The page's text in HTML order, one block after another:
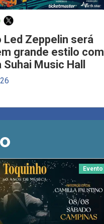
Led Zeppelin será
grande estilo com
Music Hall
Evento